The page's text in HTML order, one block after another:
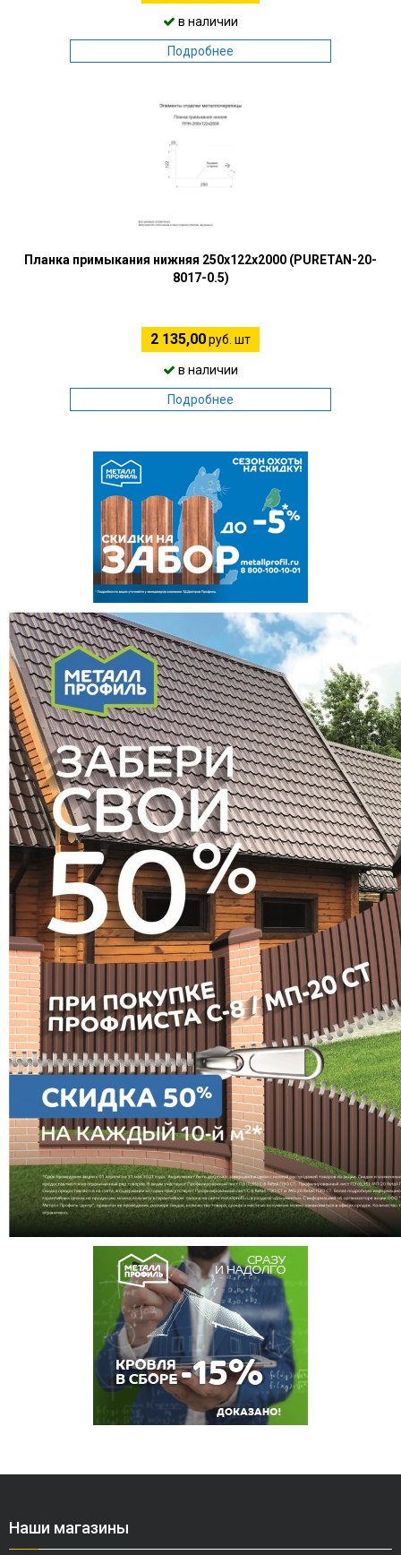
в наличии
Подробнее
Планка примыкания нижняя 250х122х2000 (PURETAN-20-
8017-0.5)
2 135,00руб. шт
в наличии
Подробнее
Наши магазины